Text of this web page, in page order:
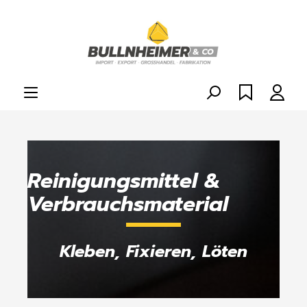
Reinigungsmittel &
Verbrauchsmaterial
Kleben, Fixieren, Löten